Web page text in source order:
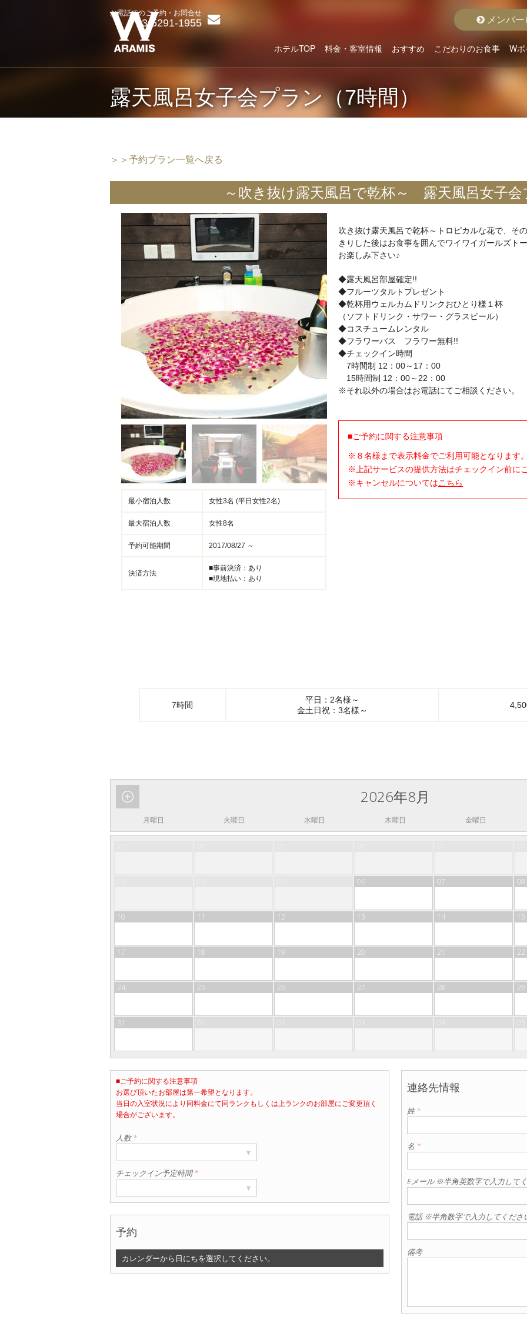
メンバ
お電話でのご予約・お問合せ
03-5291-1955
ホテルTOP 料金・客室情報 おすすめ こだわりのお食事
グランドメニュー
W
露天風呂女子会プラン（7時間）
＞＞予約プラン一覧へ戻る
～吹き抜け露天風呂で乾杯～ 露天風呂女子会
最小宿泊人数 女性3名 (平日女性2名)
最大宿泊人数 女性8名
予約可能期間 2017/08/27 ～
決済方法
■事前決済：あり
■現地払い：あり
吹き抜け露天風呂で乾杯～トロピカルな花で、そ
きりした後はお食事を囲んでワイワイガールズト
お楽しみ下さい♪
◆露天風呂部屋確定!!
◆フルーツタルトプレゼント
◆乾杯用ウェルカムドリンクおひとり様１杯
（ソフトドリンク・サワー・グラスビール）
◆コスチュームレンタル
◆フラワーバス フラワー無料!!
◆チェックイン時間
7時間制 12：00～17：00
15時間制 12：00～22：00
※それ以外の場合はお電話にてご相談ください。
■ご予約に関する注意事項
※８名様まで表示料金でご利用可能となります。
※上記サービスの提供方法はチェックイン前に
※キャンセルについてはこちら
7時間
平日：2名様～
金土日祝：3名様～
2026年8月
月曜日 火曜日 水曜日 木曜日 金曜日
06 07 08
10 11 12 13 14 15
17 18 19 20 21 22
24 25 26 27 28 29
31
部屋数
1
▾
■ご予約に関する注意事項
お選び頂いたお部屋は第一希望となります。
当日の入室状況により同料金にて同ランクもしくは上ランクのお部屋にご変更頂く
場合がございます。
人数*
▾
チェックイン予定時間*
▾
予約
カレンダーから日にちを選択してください。
連絡先情報
姓*
名 *
Eメール ※半角英数字で入力して
電話 ※半角数字で入力してくださ
備考